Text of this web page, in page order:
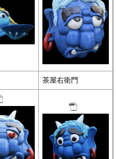
茶屋右衛門